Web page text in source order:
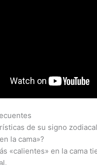
de su signo
la cama»?
«calientes» en la cama